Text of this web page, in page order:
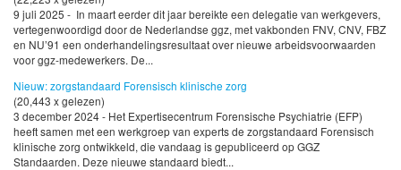
9 juli 2025 - In maart eerder dit jaar bereikte een delegatie van werkgevers,
vertegenwoordigd door de Nederlandse ggz, met vakbonden FNV, CNV, FBZ
en NU’91 een onderhandelingsresultaat over nieuwe arbeidsvoorwaarden
voor ggz-medewerkers. De...
Nieuw: zorgstandaard Forensisch klinische zorg
(20,443 x gelezen)
3 december 2024 - Het Expertisecentrum Forensische Psychiatrie (EFP)
heeft samen met een werkgroep van experts de zorgstandaard Forensisch
klinische zorg ontwikkeld, die vandaag is gepubliceerd op GGZ
Standaarden. Deze nieuwe standaard biedt...